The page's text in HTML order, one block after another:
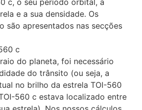
c, o seu período orbital, a
e a sua densidade. Os
são apresentados nas secções
c
do planeta, foi necessário
do trânsito (ou seja, a
no brilho da estrela TOI-560
560 c estava localizado entre